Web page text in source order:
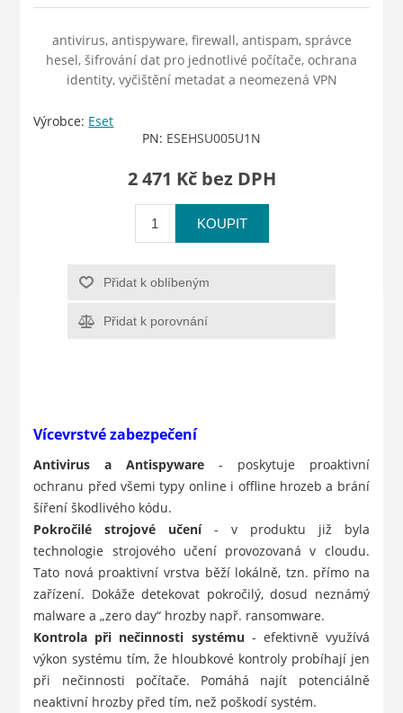
antivirus, antispyware, firewall, antispam, správce
hesel, šifrování dat pro jednotlivé počítače, ochrana
identity, vyčištění metadat a neomezená VPN
Výrobce: Eset
PN: ESEHSU005U1N
2 471 Kč bez DPH
KOUPIT
Přidat k oblíbeným
Přidat k porovnání
Vícevrstvé zabezpečení
Antivirus a Antispyware - poskytuje proaktivní
ochranu před všemi typy online i offline hrozeb a brání
šíření škodlivého kódu.
Pokročilé strojové učení- v produktu již byla
technologie strojového učení provozovaná v cloudu.
Tato nová proaktivní vrstva běží lokálně, tzn. přímo na
zařízení. Dokáže detekovat pokročilý, dosud neznámý
malware a „zero day“ hrozby např. ransomware.
Kontrola při nečinnosti systému - efektivně využívá
výkon systému tím, že hloubkové kontroly probíhají jen
při nečinnosti počítače. Pomáhá najít potenciálně
neaktivní hrozby před tím, než poškodí systém.